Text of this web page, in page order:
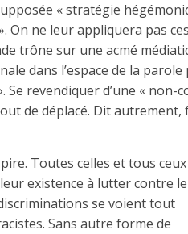
« stratégie
On ne leur appliquera pas
trône sur une acmé
dans l’espace de la
revendiquer d’une « non-
de déplacé. Dit autrement,
Toutes celles et tous ceux
existence à lutter contre le
se voient tout
Sans autre forme de